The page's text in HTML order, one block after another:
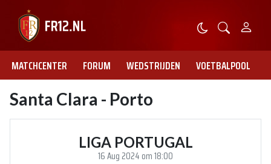
MATCHCENTER FORUM WEDSTRIJDEN VOETBALPOOL
Santa Clara - Porto
LIGA PORTUGAL
16 Aug 2024 om 18:00